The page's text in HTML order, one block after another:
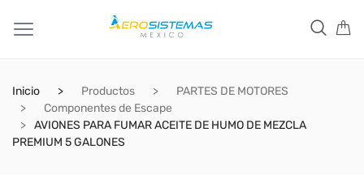
Inicio Productos
PARTES DE MOTORES
Componentes de Escape
AVIONES PARA FUMAR ACEITE DE HUMO DE MEZCLA
PREMIUM 5 GALONES